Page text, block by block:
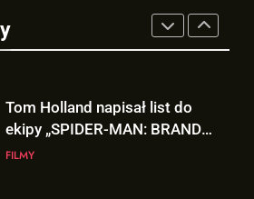
jest warta tysiące dolarów!
GADŻETY
Znamy szczegóły roli
Deadpoola Ryan Reynoldsa w
„AVENGERS: DOOMSDAY”!
ekipy „SPIDER-MAN: BRAND
NEW DAY” i… potwierdził swój
powrót!
FILMY
TA figurka LEGO
Niesamowitego Spider-Mana
jest warta tysiące dolarów!
GADŻETY